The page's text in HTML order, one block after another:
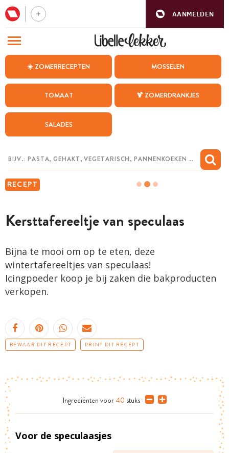
AANMELDEN
☀️ ZOMERRECEPTEN MOSSELEN
TOMAAT 🍹 ZOMERDRANKJES
SALADES
RECEPT
Kersttafereeltje van speculaas
Bijna te mooi om op te eten, deze
wintertafereeltjes van speculaas!
Icingpoeder koop je bij zaken die bakproducten
verkopen.
BEWAAR DIT RECEPT PRINT DIT RECEPT
Ingrediënten voor 40 stuks
Voor de speculaasjes
BEZOEK ONZE ANDERE WEBSITES
WEEKMENU
CHAT MET MAIA
MIJN BEWAARDE RECEPTEN